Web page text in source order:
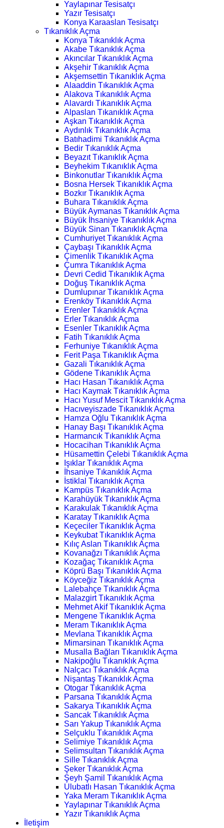
Yaylapınar Tesisatçı
Yazır Tesisatçı
Konya Karaaslan Tesisatçı
Tıkanıklık Açma
Konya Tıkanıklık Açma
Akabe Tıkanıklık Açma
Akıncılar Tıkanıklık Açma
Akşehir Tıkanıklık Açma
Akşemsettin Tıkanıklık Açma
Alaaddin Tıkanıklık Açma
Alakova Tıkanıklık Açma
Alavardı Tıkanıklık Açma
Alpaslan Tıkanıklık Açma
Aşkan Tıkanıklık Açma
Aydınlık Tıkanıklık Açma
Batıhadimi Tıkanıklık Açma
Bedir Tıkanıklık Açma
Beyazıt Tıkanıklık Açma
Beyhekim Tıkanıklık Açma
Binkonutlar Tıkanıklık Açma
Bosna Hersek Tıkanıklık Açma
Bozkır Tıkanıklık Açma
Buhara Tıkanıklık Açma
Büyük Aymanas Tıkanıklık Açma
Büyük İhsaniye Tıkanıklık Açma
Büyük Sinan Tıkanıklık Açma
Cumhuriyet Tıkanıklık Açma
Çaybaşı Tıkanıklık Açma
Çimenlik Tıkanıklık Açma
Çumra Tıkanıklık Açma
Devri Cedid Tıkanıklık Açma
Doğuş Tıkanıklık Açma
Dumlupınar Tıkanıklık Açma
Erenköy Tıkanıklık Açma
Erenler Tıkanıklık Açma
Erler Tıkanıklık Açma
Esenler Tıkanıklık Açma
Fatih Tıkanıklık Açma
Ferhuniye Tıkanıklık Açma
Ferit Paşa Tıkanıklık Açma
Gazali Tıkanıklık Açma
Gödene Tıkanıklık Açma
Hacı Hasan Tıkanıklık Açma
Hacı Kaymak Tıkanıklık Açma
Hacı Yusuf Mescit Tıkanıklık Açma
Hacıveyiszade Tıkanıklık Açma
Hamza Oğlu Tıkanıklık Açma
Hanay Başı Tıkanıklık Açma
Harmancık Tıkanıklık Açma
Hocacihan Tıkanıklık Açma
Hüsamettin Çelebi Tıkanıklık Açma
Işıklar Tıkanıklık Açma
İhsaniye Tıkanıklık Açma
İstiklal Tıkanıklık Açma
Kampüs Tıkanıklık Açma
Karahüyük Tıkanıklık Açma
Karakulak Tıkanıklık Açma
Karatay Tıkanıklık Açma
Keçeciler Tıkanıklık Açma
Keykubat Tıkanıklık Açma
Kılıç Aslan Tıkanıklık Açma
Kovanağzı Tıkanıklık Açma
Kozağaç Tıkanıklık Açma
Köprü Başı Tıkanıklık Açma
Köyceğiz Tıkanıklık Açma
Lalebahçe Tıkanıklık Açma
Malazgirt Tıkanıklık Açma
Mehmet Akif Tıkanıklık Açma
Mengene Tıkanıklık Açma
Meram Tıkanıklık Açma
Mevlana Tıkanıklık Açma
Mimarsinan Tıkanıklık Açma
Musalla Bağları Tıkanıklık Açma
Nakipoğlu Tıkanıklık Açma
Nalçacı Tıkanıklık Açma
Nişantaş Tıkanıklık Açma
Otogar Tıkanıklık Açma
Parsana Tıkanıklık Açma
Sakarya Tıkanıklık Açma
Sancak Tıkanıklık Açma
Sarı Yakup Tıkanıklık Açma
Selçuklu Tıkanıklık Açma
Selimiye Tıkanıklık Açma
Selimsultan Tıkanıklık Açma
Sille Tıkanıklık Açma
Şeker Tıkanıklık Açma
Şeyh Şamil Tıkanıklık Açma
Ulubatlı Hasan Tıkanıklık Açma
Yaka Meram Tıkanıklık Açma
Yaylapınar Tıkanıklık Açma
Yazır Tıkanıklık Açma
İletişim